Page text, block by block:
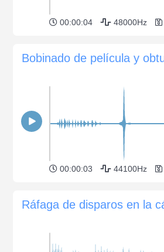
00:00:04 48000Hz
00:00:03 44100Hz